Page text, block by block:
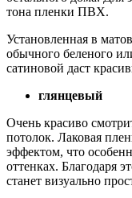
тона пленки ПВХ.
Установленная в
обычного беленого
сатиновой даст
глянцевый
Очень красиво
потолок. Лаковая
эффектом, что
оттенках. Благодаря
станет визуально